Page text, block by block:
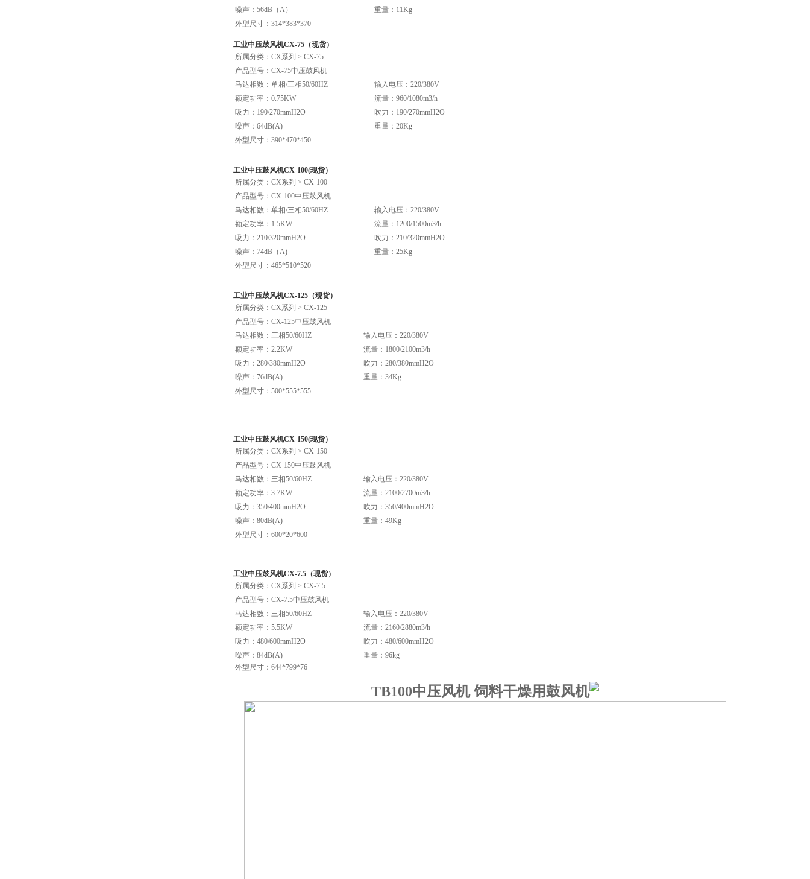
噪声：56dB（A）
重量：11Kg
外型尺寸：314*383*370
工业中压鼓风机CX-75（现货）
所属分类：CX系列 > CX-75
产品型号：CX-75中压鼓风机
马达相数：单相/三相50/60HZ
输入电压：220/380V
额定功率：0.75KW
流量：960/1080m3/h
吸力：190/270mmH2O
吹力：190/270mmH2O
噪声：64dB(A)
重量：20Kg
外型尺寸：390*470*450
工业中压鼓风机CX-100(现货）
所属分类：CX系列 > CX-100
产品型号：CX-100中压鼓风机
马达相数：单相/三相50/60HZ
输入电压：220/380V
额定功率：1.5KW
流量：1200/1500m3/h
吸力：210/320mmH2O
吹力：210/320mmH2O
噪声：74dB（A)
重量：25Kg
外型尺寸：465*510*520
工业中压鼓风机CX-125（现货）
所属分类：CX系列 > CX-125
产品型号：CX-125中压鼓风机
马达相数：三相50/60HZ
输入电压：220/380V
额定功率：2.2KW
流量：1800/2100m3/h
吸力：280/380mmH2O
吹力：280/380mmH2O
噪声：76dB(A)
重量：34Kg
外型尺寸：500*555*555
工业中压鼓风机CX-150(现货）
所属分类：CX系列 > CX-150
产品型号：CX-150中压鼓风机
马达相数：三相50/60HZ
输入电压：220/380V
额定功率：3.7KW
流量：2100/2700m3/h
吸力：350/400mmH2O
吹力：350/400mmH2O
噪声：80dB(A)
重量：49Kg
外型尺寸：600*20*600
工业中压鼓风机CX-7.5（现货）
所属分类：CX系列 > CX-7.5
产品型号：CX-7.5中压鼓风机
马达相数：三相50/60HZ
输入电压：220/380V
额定功率：5.5KW
流量：2160/2880m3/h
吸力：480/600mmH2O
吹力：480/600mmH2O
噪声：84dB(A)
重量：96kg
外型尺寸：644*799*76
TB100中压风机 饲料干燥用鼓风机